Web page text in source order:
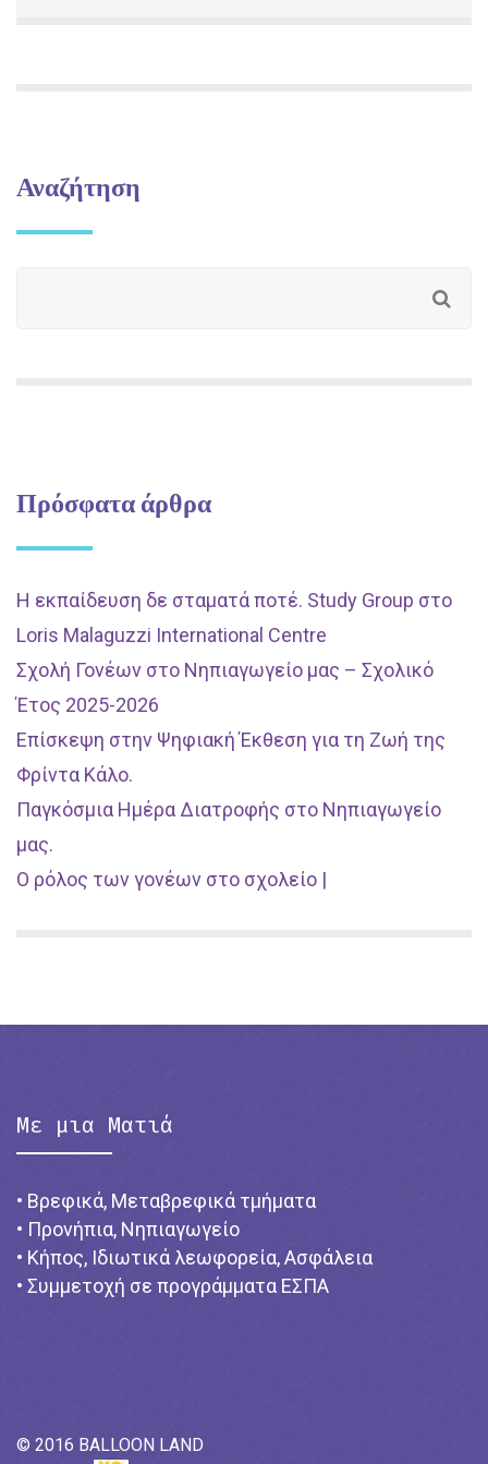
Αναζήτηση
Πρόσφατα άρθρα
Η εκπαίδευση δε σταματά ποτέ. Study Group στο
Loris Malaguzzi International Centre
Σχολή Γονέων στο Νηπιαγωγείο μας – Σχολικό
Έτος 2025-2026
Επίσκεψη στην Ψηφιακή Έκθεση για τη Ζωή της
Φρίντα Κάλο.
Παγκόσμια Ημέρα Διατροφής στο Νηπιαγωγείο
μας.
Ο ρόλος των γονέων στο σχολείο |
Με μια Ματιά
• Βρεφικά, Μεταβρεφικά τμήματα
• Προνήπια, Νηπιαγωγείο
• Κήπος, Ιδιωτικά λεωφορεία, Ασφάλεια
• Συμμετοχή σε προγράμματα ΕΣΠΑ
© 2016 BALLOON LAND